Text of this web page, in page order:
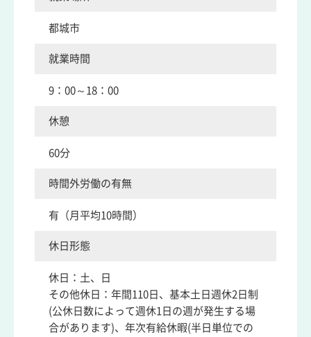
都城市
就業時間
9：00～18：00
休憩
60分
時間外労働の有無
有（月平均10時間）
休日形態
休日：土、日
その他休日：年間110日、基本土日週休2日制
(公休日数によって週休1日の週が発生する場
合があります)、年次有給休暇(半日単位での